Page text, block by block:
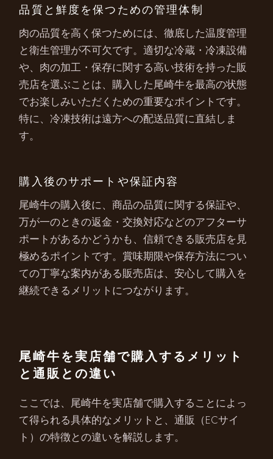
品質と鮮度を保つための管理体制
肉の品質を高く保つためには、徹底した温度管理
と衛生管理が不可欠です。適切な冷蔵・冷凍設備
や、肉の加工・保存に関する高い技術を持った販
売店を選ぶことは、購入した尾崎牛を最高の状態
でお楽しみいただくための重要なポイントです。
特に、冷凍技術は遠方への配送品質に直結しま
す。
購入後のサポートや保証内容
尾崎牛の購入後に、商品の品質に関する保証や、
万が一のときの返金・交換対応などのアフターサ
ポートがあるかどうかも、信頼できる販売店を見
極めるポイントです。賞味期限や保存方法につい
ての丁寧な案内がある販売店は、安心して購入を
継続できるメリットにつながります。
尾崎牛を実店舗で購入するメリット
と通販との違い
ここでは、尾崎牛を実店舗で購入することによっ
て得られる具体的なメリットと、通販（ECサイ
ト）の特徴との違いを解説します。